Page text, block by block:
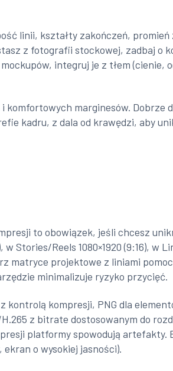
linii, kształty zakończeń, promień
z fotografii stockowej, zadbaj o
integruj je z tłem (cienie,
komfortowych marginesów. Dobrze
kadru, z dala od krawędzi, aby
to obowiązek, jeśli chcesz
Stories/Reels 1080×1920 (9:16), w
matryce projektowe z liniami
minimalizuje ryzyko przycięć.
kontrolą kompresji, PNG dla
z bitrate dostosowanym do
platformy spowodują
o wysokiej jasności).